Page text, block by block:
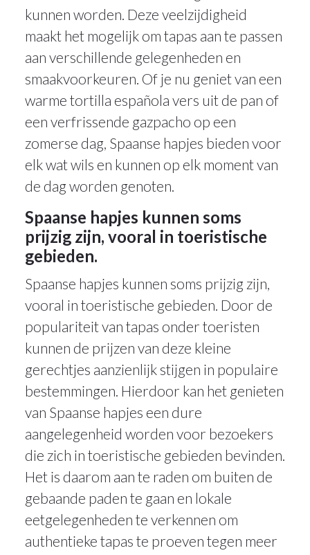
kunnen worden. Deze veelzijdigheid
maakt het mogelijk om tapas aan te passen
aan verschillende gelegenheden en
smaakvoorkeuren. Of je nu geniet van een
warme tortilla española vers uit de pan of
een verfrissende gazpacho op een
zomerse dag, Spaanse hapjes bieden voor
elk wat wils en kunnen op elk moment van
de dag worden genoten.
Spaanse hapjes kunnen soms
prijzig zijn, vooral in toeristische
gebieden.
Spaanse hapjes kunnen soms prijzig zijn,
vooral in toeristische gebieden. Door de
populariteit van tapas onder toeristen
kunnen de prijzen van deze kleine
gerechtjes aanzienlijk stijgen in populaire
bestemmingen. Hierdoor kan het genieten
van Spaanse hapjes een dure
aangelegenheid worden voor bezoekers
die zich in toeristische gebieden bevinden.
Het is daarom aan te raden om buiten de
gebaande paden te gaan en lokale
eetgelegenheden te verkennen om
authentieke tapas te proeven tegen meer